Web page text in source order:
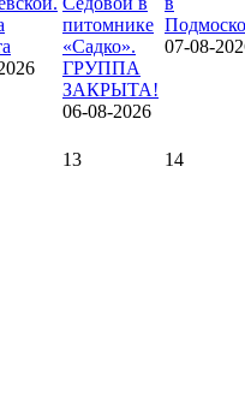
питомнике
«Садко».
ГРУППА
ЗАКРЫТА!
06-08-2026
07-08-
13 14